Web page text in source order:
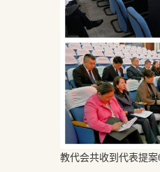
教代会共收到代表提